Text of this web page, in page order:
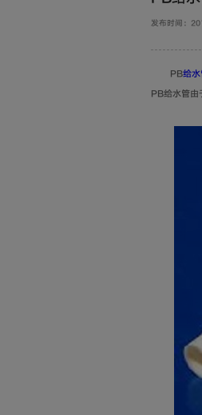
发布时间：
PB给
PB给水管由